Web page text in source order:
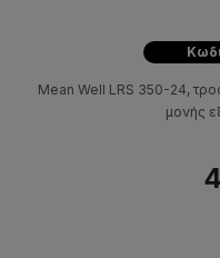
Mean Well LRS 350-24,
μονής